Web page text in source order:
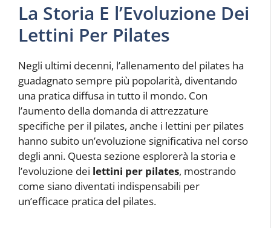
La Storia E l’Evoluzione Dei
Lettini Per Pilates
Negli ultimi decenni, l’allenamento del pilates ha
guadagnato sempre più popolarità, diventando
una pratica diffusa in tutto il mondo. Con
l’aumento della domanda di attrezzature
specifiche per il pilates, anche i lettini per pilates
hanno subito un’evoluzione significativa nel corso
degli anni. Questa sezione esplorerà la storia e
l’evoluzione dei lettini per pilates, mostrando
come siano diventati indispensabili per
un’efficace pratica del pilates.